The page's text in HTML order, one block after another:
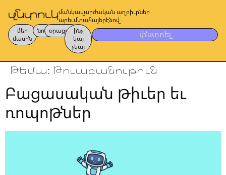
մանկավարժական աղբիւրներ
արեւմտահայերէնով
մեր
մասին
նոր օրացոյց
ինչ
կայ
չկայ
փնտռել
Թեմա: Թուաբանութիւն
Բացասական թիւեր եւ
ռոպոթներ